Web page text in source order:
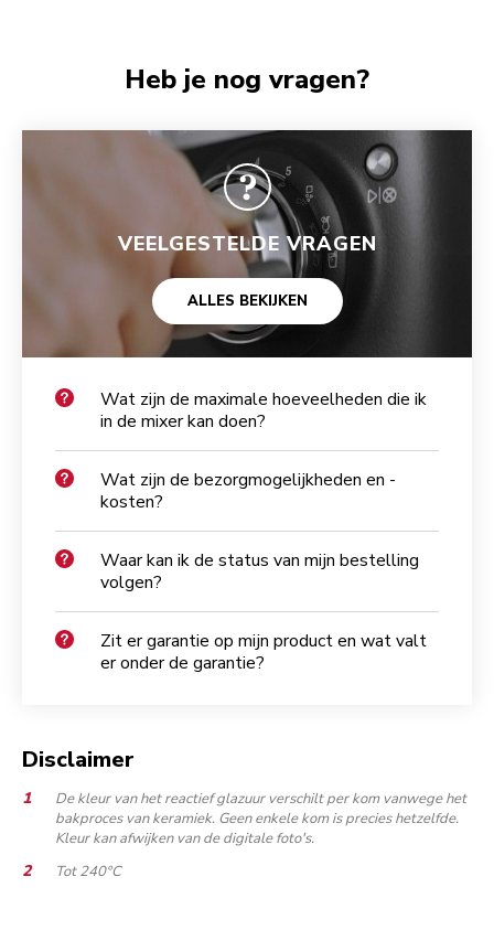
Heb je nog vragen?
VEELGESTELDE VRAGEN
ALLES BEKIJKEN
Wat zijn de maximale hoeveelheden die ik
in de mixer kan doen?
Wat zijn de bezorgmogelijkheden en -
kosten?
Waar kan ik de status van mijn bestelling
volgen?
Zit er garantie op mijn product en wat valt
er onder de garantie?
Disclaimer
De kleur van het reactief glazuur verschilt per kom vanwege het
bakproces van keramiek. Geen enkele kom is precies hetzelfde.
Kleur kan afwijken van de digitale foto's.
Tot 240°C